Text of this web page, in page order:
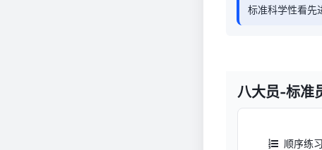
标准科学性看先
八大员-标准
顺序练习